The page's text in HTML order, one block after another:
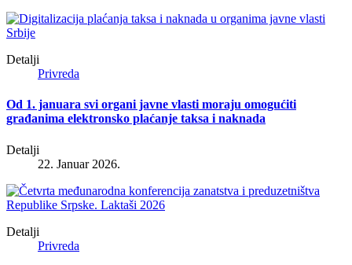
Detalji
Privreda
Od 1. januara svi organi javne vlasti moraju omogućiti
građanima elektronsko plaćanje taksa i naknada
Detalji
22. Januar 2026.
Detalji
Privreda